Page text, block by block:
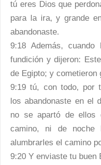
tú eres Dios que
para la ira, y grande
abandonaste.
9:18 Además,
fundición y dijeron:
de Egipto; y cometieron
9:19 tú, con todo, por
los abandonaste en el
no se apartó de ellos
camino, ni de noche
alumbrarles el camino
9:20 Y enviaste tu